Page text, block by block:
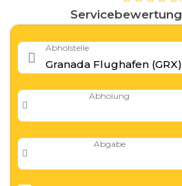
Servicebewertung
Abholstelle
Abholung
Abgabe